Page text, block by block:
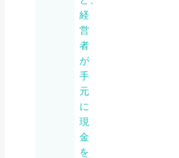
経
営
者
が
手
元
に
現
金
を